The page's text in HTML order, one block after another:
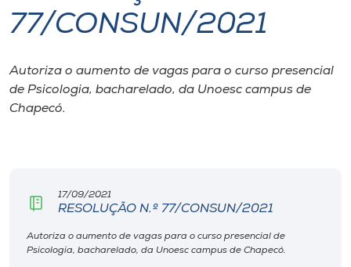
I.nova
Diplomados
77/CONSUN/2021
Autoriza o aumento de vagas para o curso presencial
de Psicologia, bacharelado, da Unoesc campus de
Chapecó.
17/09/2021
RESOLUÇÃO N.º 77/CONSUN/2021
Autoriza o aumento de vagas para o curso presencial de
Psicologia, bacharelado, da Unoesc campus de Chapecó.